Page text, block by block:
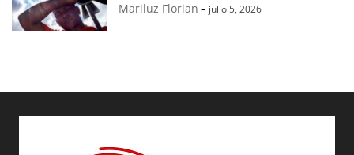
Mariluz Florian - julio 5, 2026